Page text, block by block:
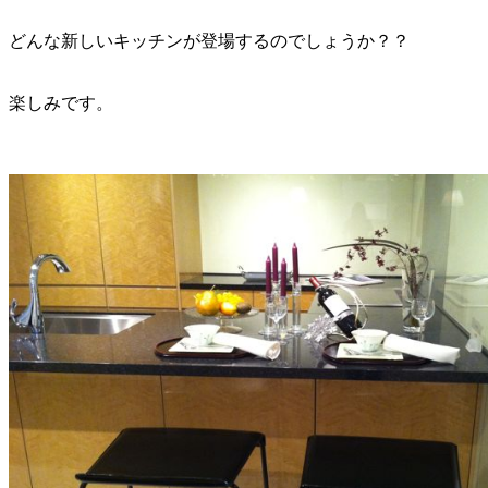
どんな新しいキッチンが登場するのでしょうか？？
楽しみです。